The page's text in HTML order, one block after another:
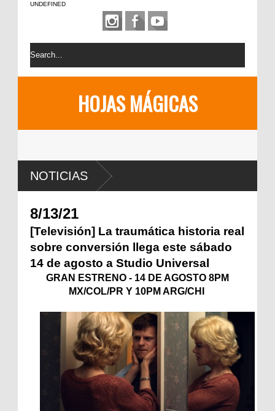
UNDEFINED
HOJAS MÁGICAS
NOTICIAS
8/13/21
[Televisión] La traumática historia real
sobre conversión llega este sábado
14 de agosto a Studio Universal
GRAN ESTRENO - 14 DE AGOSTO 8PM
MX/COL/PR Y 10PM ARG/CHI